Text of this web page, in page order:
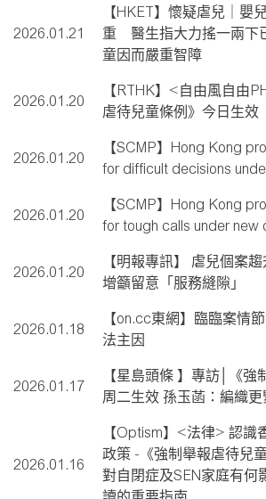
2026.01.21
【HKET】懷疑虐兒｜嬰
重 醫生指大力搖一兩下
童因而嚴重智障
2026.01.20
【RTHK】<自由風自由
虐待兒童條例》今日生效
2026.01.20
【SCMP】Hong Kong
for difficult decisions
2026.01.20
【SCMP】Hong Kong
for tough calls under new
2026.01.20
【明報專訊】 虐兒個案
增籲留意「服務縫隙」
2026.01.18
【on.cc東網】臨臨案情
法主因
2026.01.17
【星島頭條 】專訪│《強
周二生效 孫玉菡：編織更
2026.01.16
【Optism】<法律> 認識
政策 -《強制舉報虐待兒
對自閉症及SEN家庭有何